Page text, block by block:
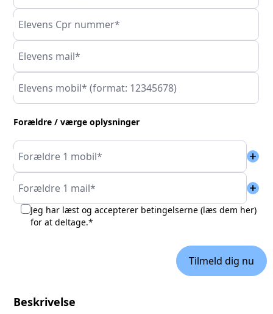
Elevens Cpr nummer*
Elevens mail*
Elevens mobil* (format: 12345678)
Forældre / værge oplysninger
Forældre 1 mobil* add
Forældre 1 mail* add
Jeg har læst og accepterer betingelserne (læs dem her)
for at deltage.*
Tilmeld dig nu
Beskrivelse